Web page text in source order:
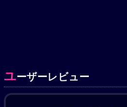
ユーザーレビュー